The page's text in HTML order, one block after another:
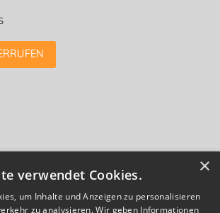
×
verwendet Cookies.
um Inhalte und Anzeigen zu personalisieren
zu analysieren. Wir geben Informationen